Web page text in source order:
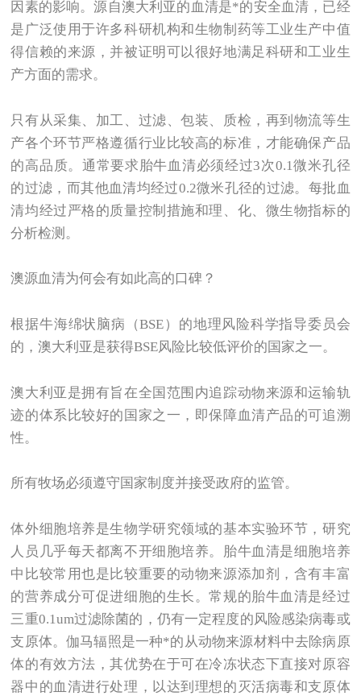
因素的影响。源自澳大利亚的血清是*的安全血清，已经
是广泛使用于许多科研机构和生物制药等工业生产中值
得信赖的来源，并被证明可以很好地满足科研和工业生
产方面的需求。
只有从采集、加工、过滤、包装、质检，再到物流等生
产各个环节严格遵循行业比较高的标准，才能确保产品
的高品质。通常要求胎牛血清必须经过3次0.1微米孔径
的过滤，而其他血清均经过0.2微米孔径的过滤。每批血
清均经过严格的质量控制措施和理、化、微生物指标的
分析检测。
澳源血清为何会有如此高的口碑？
根据牛海绵状脑病（BSE）的地理风险科学指导委员会
的，澳大利亚是获得BSE风险比较低评价的国家之一。
澳大利亚是拥有旨在全国范围内追踪动物来源和运输轨
迹的体系比较好的国家之一，即保障血清产品的可追溯
性。
所有牧场必须遵守国家制度并接受政府的监管。
体外细胞培养是生物学研究领域的基本实验环节，研究
人员几乎每天都离不开细胞培养。胎牛血清是细胞培养
中比较常用也是比较重要的动物来源添加剂，含有丰富
的营养成分可促进细胞的生长。常规的胎牛血清是经过
三重0.1um过滤除菌的，仍有一定程度的风险感染病毒或
支原体。伽马辐照是一种*的从动物来源材料中去除病原
体的有效方法，其优势在于可在冷冻状态下直接对原容
器中的血清进行处理，以达到理想的灭活病毒和支原体